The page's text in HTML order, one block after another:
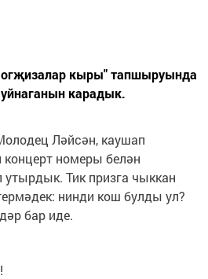
кыры" тапшыруында
карадык.
Ләйсән, каушап
номеры белән
утырдык. Тик призга чыккан
нинди кош булды ул?
бар иде.